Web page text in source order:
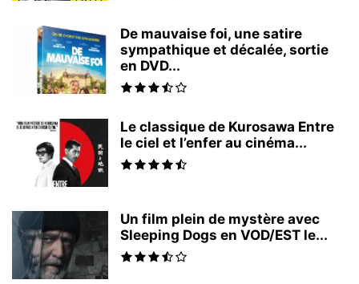
De mauvaise foi, une satire
sympathique et décalée, sortie
en DVD...
Le classique de Kurosawa Entre
le ciel et l’enfer au cinéma...
Un film plein de mystère avec
Sleeping Dogs en VOD/EST le...